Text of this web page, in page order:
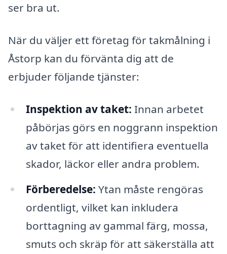
ser bra ut.
När du väljer ett företag för takmålning i
Åstorp kan du förvänta dig att de
erbjuder följande tjänster:
Inspektion av taket: Innan arbetet
påbörjas görs en noggrann inspektion
av taket för att identifiera eventuella
skador, läckor eller andra problem.
Förberedelse: Ytan måste rengöras
ordentligt, vilket kan inkludera
borttagning av gammal färg, mossa,
smuts och skräp för att säkerställa att